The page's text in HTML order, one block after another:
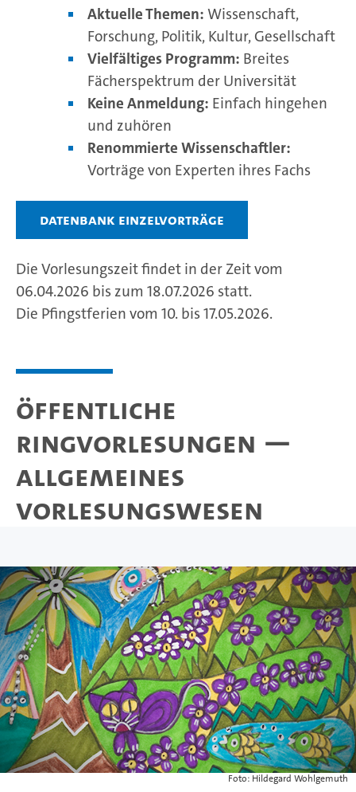
Aktuelle Themen: Wissenschaft,
Forschung, Politik, Kultur, Gesellschaft
Vielfältiges Programm: Breites
Fächerspektrum der Universität
Keine Anmeldung: Einfach hingehen
und zuhören
Renommierte Wissenschaftler:
Vorträge von Experten ihres Fachs
Datenbank Einzelvorträge
Die Vorlesungszeit findet in der Zeit vom
06.04.2026 bis zum 18.07.2026 statt.
Die Pfingstferien vom 10. bis 17.05.2026.
Öffentliche
Ringvorlesungen —
Allgemeines
Vorlesungswesen
Foto: Hildegard Wohlgemuth